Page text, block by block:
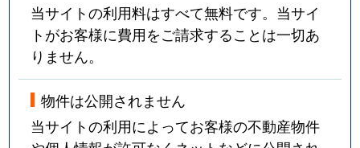
当サイトの利用料はすべて無料です。当サイ
トがお客様に費用をご請求することは一切あ
りません。
物件は公開されません
当サイトの利用によってお客様の不動産物件